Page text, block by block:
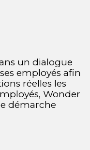
un dialogue
employés afin
réelles les
Wonder
démarche